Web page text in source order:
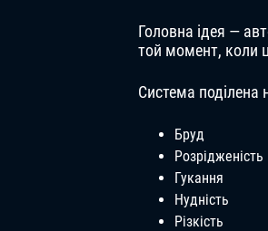
Головна ідея —
той момент, коли
Система поділена
Бруд
Розрідженість
Гукання
Нудність
Різкість